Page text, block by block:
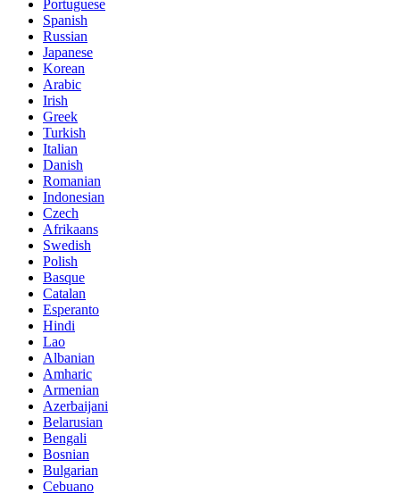
Portuguese
Spanish
Russian
Japanese
Korean
Arabic
Irish
Greek
Turkish
Italian
Danish
Romanian
Indonesian
Czech
Afrikaans
Swedish
Polish
Basque
Catalan
Esperanto
Hindi
Lao
Albanian
Amharic
Armenian
Azerbaijani
Belarusian
Bengali
Bosnian
Bulgarian
Cebuano